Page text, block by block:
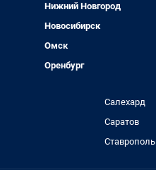
Нижний Новгород
Новосибирск
Омск
Оренбург
Салехард
Саратов
Ставрополь